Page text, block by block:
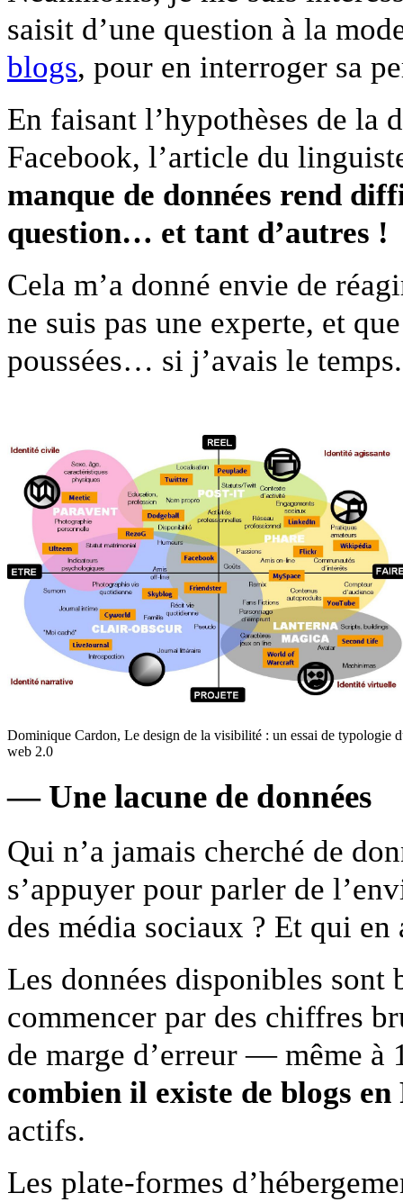
saisit d’une question à la
blogs, pour en interroger sa
En faisant l’hypothèses de la
Facebook, l’article du
manque de données rend
question… et tant d’autres !
Cela m’a donné envie de
ne suis pas une experte, et
poussées… si j’avais le temps.
Dominique Cardon, Le design de la visibilité : un essai de typologie
web 2.0
— Une lacune de données
Qui n’a jamais cherché de
s’appuyer pour parler de
des média sociaux ? Et qui en
Les données disponibles sont
commencer par des chiffres
de marge d’erreur — même
combien il existe de blogs en
actifs.
Les plate-formes